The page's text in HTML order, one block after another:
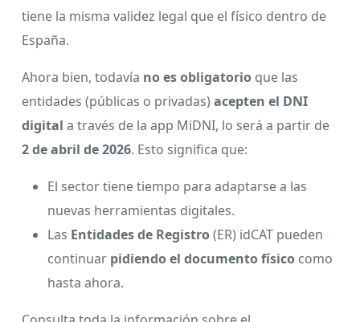
tiene la misma validez legal que el físico dentro de
España.
Ahora bien, todavía no es obligatorio que las
entidades (públicas o privadas) acepten el DNI
digital a través de la app MiDNI, lo será a partir de
2 de abril de 2026. Esto significa que:
El sector tiene tiempo para adaptarse a las
nuevas herramientas digitales.
Las Entidades de Registro(ER) idCAT pueden
continuar pidiendo el documento físico como
hasta ahora.